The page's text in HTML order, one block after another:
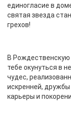
единогласие в
святая звезда
грехов!
В
тебе окунуться в
чудес,
искренней, дружбы
карьеры и